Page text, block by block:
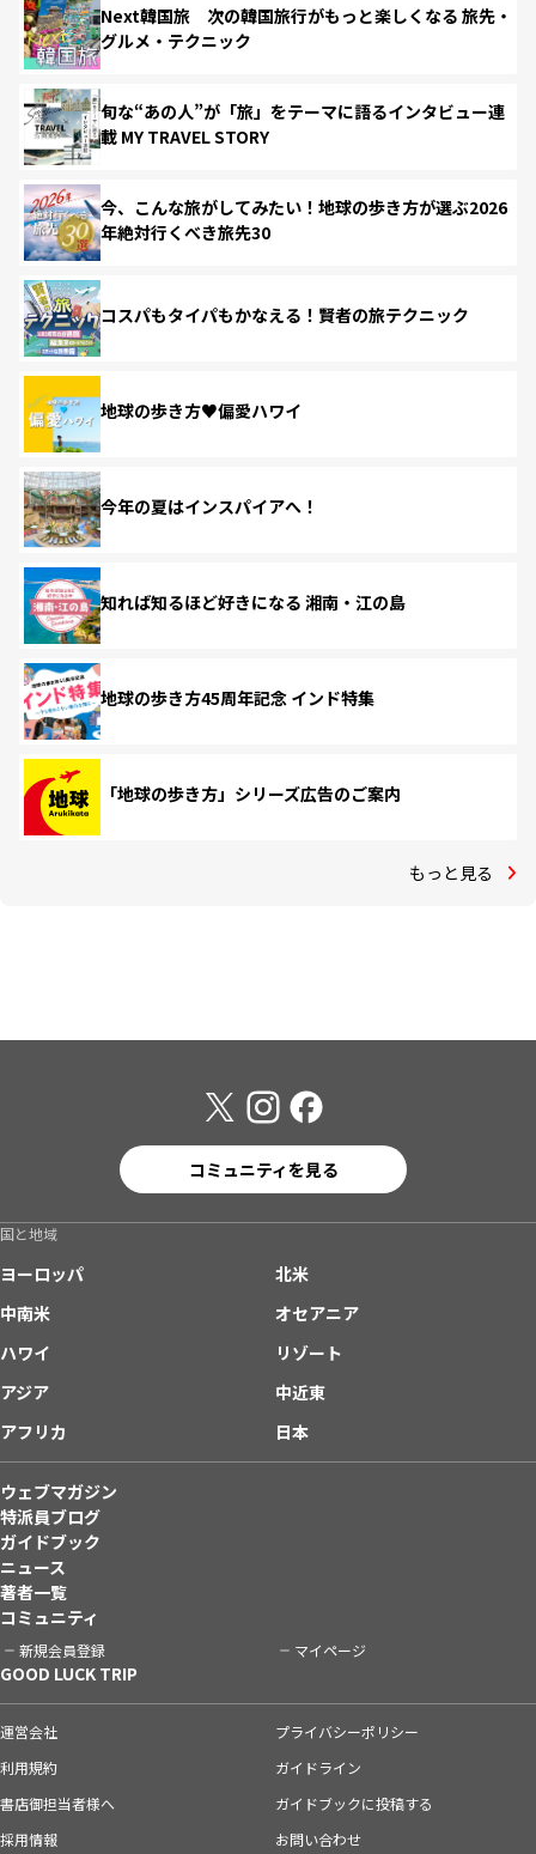
Next韓国旅 次の韓国旅行がもっと楽しくなる 旅先・
グルメ・テクニック
旬な“あの人”が「旅」をテーマに語るインタビュー連
載 MY TRAVEL STORY
今、こんな旅がしてみたい！地球の歩き方が選ぶ2026
年絶対行くべき旅先30
コスパもタイパもかなえる！賢者の旅テクニック
地球の歩き方♥偏愛ハワイ
今年の夏はインスパイアへ！
知れば知るほど好きになる 湘南・江の島
地球の歩き方45周年記念 インド特集
「地球の歩き方」シリーズ広告のご案内
もっと見る
コミュニティを見る
国と地域
ヨーロッパ
北米
中南米
オセアニア
ハワイ
リゾート
アジア
中近東
アフリカ
日本
ウェブマガジン
特派員ブログ
ガイドブック
ニュース
著者一覧
コミュニティ
新規会員登録 マイページ
GOOD LUCK TRIP
運営会社
プライバシーポリシー
利用規約
ガイドライン
書店御担当者様へ
ガイドブックに投稿する
採用情報
お問い合わせ